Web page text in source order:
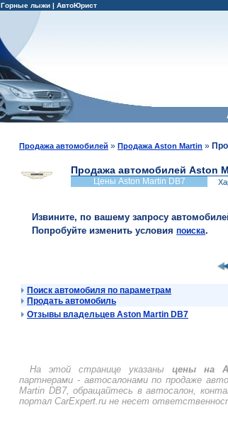
Горные лыжи | АвтоЮрист
Продажа автомобилей » Продажа Aston Martin »
Продажа автомобилей Aston
Цены Aston Martin DB7
Извините, по вашему запросу
Попробуйте изменить условия поиска.
Поиск автомобиля по параметрам
Продать автомобиль
Отзывы владельцев Aston Martin DB7
На этой странице указаны цены на
партнерами - автосалонами по продаже
Martin DB7, обращайтесь в автосалон,
портал CarExpert.ru не несет